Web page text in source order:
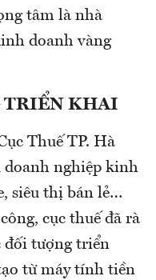
tâm là nhà
doanh vàng
TRIỂN KHAI
Thuế TP. Hà
nghiệp kinh
siêu thị bán lẻ…
cục thuế đã rà
đối tượng triển
từ máy tính tiền